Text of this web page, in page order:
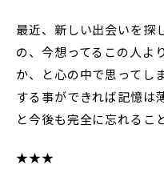
最近、新しい出会いを探
の、今想ってるこの人よ
か、と心の中で思ってし
する事ができれば記憶は
と今後も完全に忘れるこ
★★★